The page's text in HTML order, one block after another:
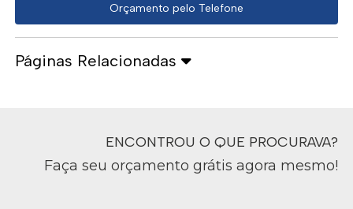
Orçamento pelo Telefone
Páginas Relacionadas
ENCONTROU O QUE PROCURAVA?
Faça seu orçamento grátis agora mesmo!